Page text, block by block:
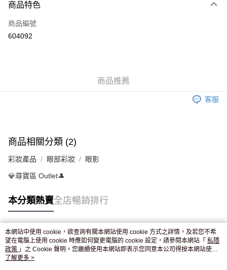
信用卡
Apple Pay
付款後門市自取，訂單確認後2-4個工作天到店，7天內取。逾期後
商品特色
商品編號
604092
商品推薦
客服
商品相關分類 (2)
彩妝產品 眼部彩妝 眼影
💎尋寶區 Outlet🎩
本分類熱賣全店暢銷排行
熱門標籤
熱銷排行
本網站中使用 cookie，欲查詢有關本網站使用 cookie 方式之詳情，及若您不希
望在電腦上使用 cookie 時應如何變更電腦的 cookie 設定，請參閱本網站「 私隱
政策 」之 Cookie 聲明。您繼續使用本網站即表示您同意本公司得按本網站使用
條款之 Cookie 聲明使用 cookie。
了解更多 >